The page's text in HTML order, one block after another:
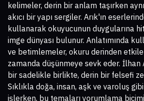
kelimeler, derin bir anlam taşırken
akıcı bir yapı sergiler. Arık'ın
kullanarak okuyucunun duygularına
imge dünyası bulunur. Anlatımında
ve betimlemeler, okuru derinden
zamanda düşünmeye sevk eder. İlhan
bir sadelikle birlikte, derin bir felsefi
Sıklıkla doğa, insan, aşk ve varoluş
işlerken, bu temaları yorumlama